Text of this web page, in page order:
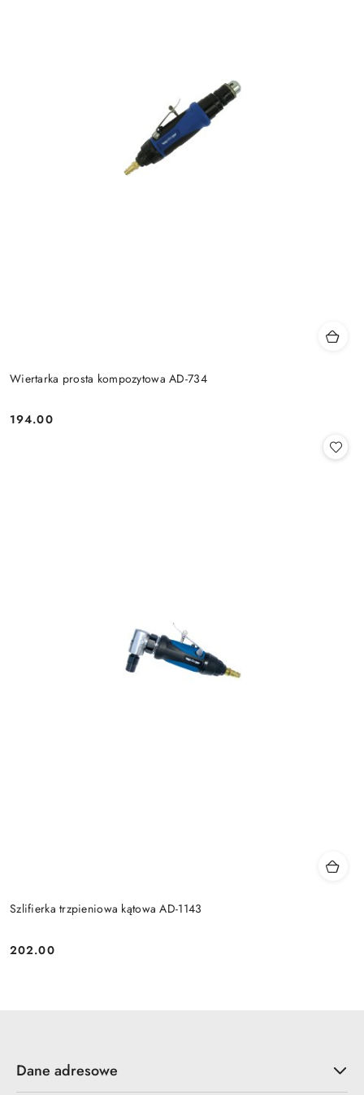
Wiertarka prosta kompozytowa AD-734
Cena:
194.00
Szlifierka trzpieniowa kątowa AD-1143
Cena:
202.00
Dane adresowe